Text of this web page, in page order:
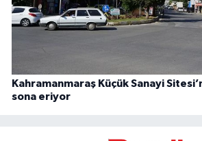
Kahramanmaraş Küçük Sanayi
sona eriyor